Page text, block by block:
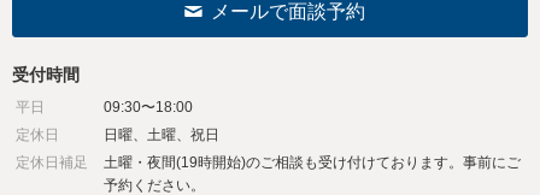
メールで面談予約
受付時間
平日
09:30〜18:00
定休日
日曜、土曜、祝日
定休日補足
土曜・夜間(19時開始)のご相談も受け付けております。事前にご
予約ください。